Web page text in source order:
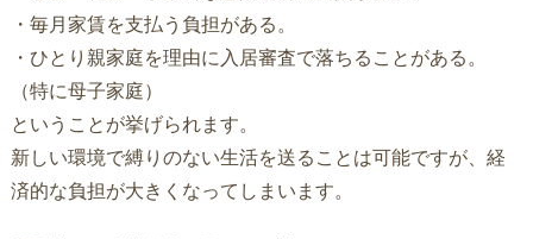
・毎月家賃を支払う負担がある。
・ひとり親家庭を理由に入居審査で落ちることがある。
（特に母子家庭）
ということが挙げられます。
新しい環境で縛りのない生活を送ることは可能ですが、経
済的な負担が大きくなってしまいます。